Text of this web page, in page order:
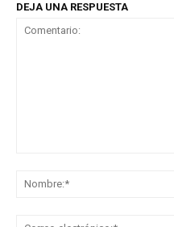
DEJA UNA RESPUESTA